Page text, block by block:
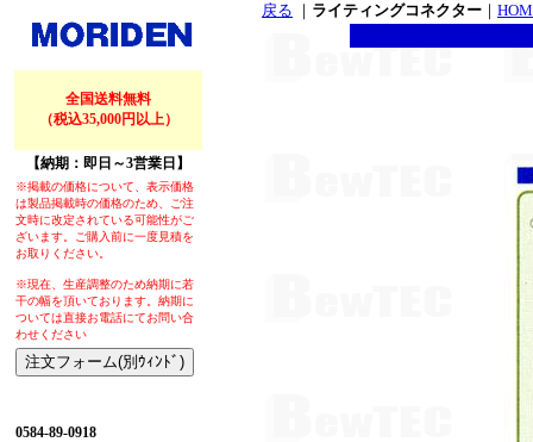
戻る ｜ ライティングコネクター ｜
全国送料無料
（税込35,000円以上）
【納期：即日～3営業日】
※掲載の価格について、表示価格
は製品掲載時の価格のため、ご注
文時に改定されている可能性がご
ざいます。ご購入前に一度見積を
お取りください。
※現在、生産調整のため納期に若
干の幅を頂いております。納期に
ついては直接お電話にてお問い合
わせください
0584-89-0918